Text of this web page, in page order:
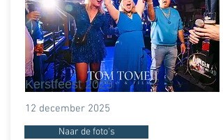
Kerstfeest 2025
12 december 2025
Naar de foto's